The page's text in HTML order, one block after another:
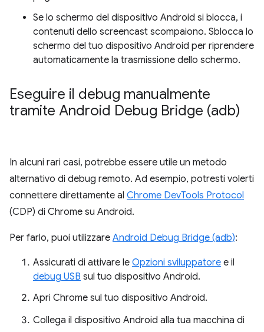
Se lo schermo del dispositivo Android si blocca, i
contenuti dello screencast scompaiono. Sblocca lo
schermo del tuo dispositivo Android per riprendere
automaticamente la trasmissione dello schermo.
Eseguire il debug manualmente
tramite Android Debug Bridge (adb)
In alcuni rari casi, potrebbe essere utile un metodo
alternativo di debug remoto. Ad esempio, potresti volerti
connettere direttamente al Chrome DevTools Protocol
(CDP) di Chrome su Android.
Per farlo, puoi utilizzare Android Debug Bridge (adb):
Assicurati di attivare le Opzioni sviluppatore e il
debug USB sul tuo dispositivo Android.
Apri Chrome sul tuo dispositivo Android.
Collega il dispositivo Android alla tua macchina di